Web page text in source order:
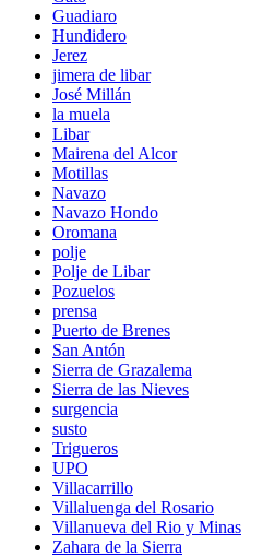
Guadiaro
Hundidero
Jerez
jimera de libar
José Millán
la muela
Libar
Mairena del Alcor
Motillas
Navazo
Navazo Hondo
Oromana
polje
Polje de Libar
Pozuelos
prensa
Puerto de Brenes
San Antón
Sierra de Grazalema
Sierra de las Nieves
surgencia
susto
Trigueros
UPO
Villacarrillo
Villaluenga del Rosario
Villanueva del Rio y Minas
Zahara de la Sierra